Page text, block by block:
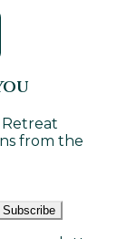
from the
Subscribe